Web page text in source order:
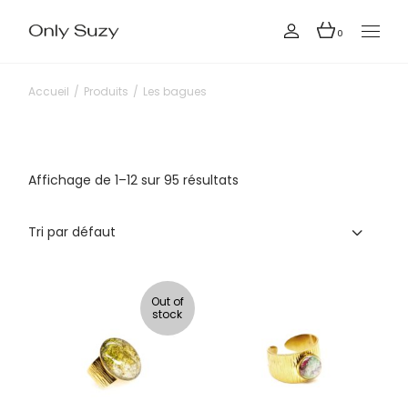
0
Accueil Produits Les bagues
Affichage de 1–12 sur 95 résultats
Tri par défaut
Out of
stock